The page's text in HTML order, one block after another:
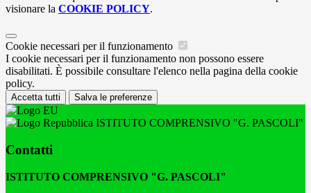
visionare la COOKIE POLICY.
Cookie necessari per il funzionamento
I cookie necessari per il funzionamento non possono essere
disabilitati. È possibile consultare l'elenco nella pagina della cookie
policy.
Accetta tutti Salva le preferenze
ISTITUTO COMPRENSIVO "G. PASCOLI"
Contatti
ISTITUTO COMPRENSIVO "G. PASCOLI"